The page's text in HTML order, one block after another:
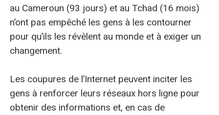
au Cameroun (93 jours) et au Tchad (16 mois)
n’ont pas empêché les gens à les contourner
pour qu’ils les révèlent au monde et à exiger un
changement.
Les coupures de l’Internet peuvent inciter les
gens à renforcer leurs réseaux hors ligne pour
obtenir des informations et, en cas de